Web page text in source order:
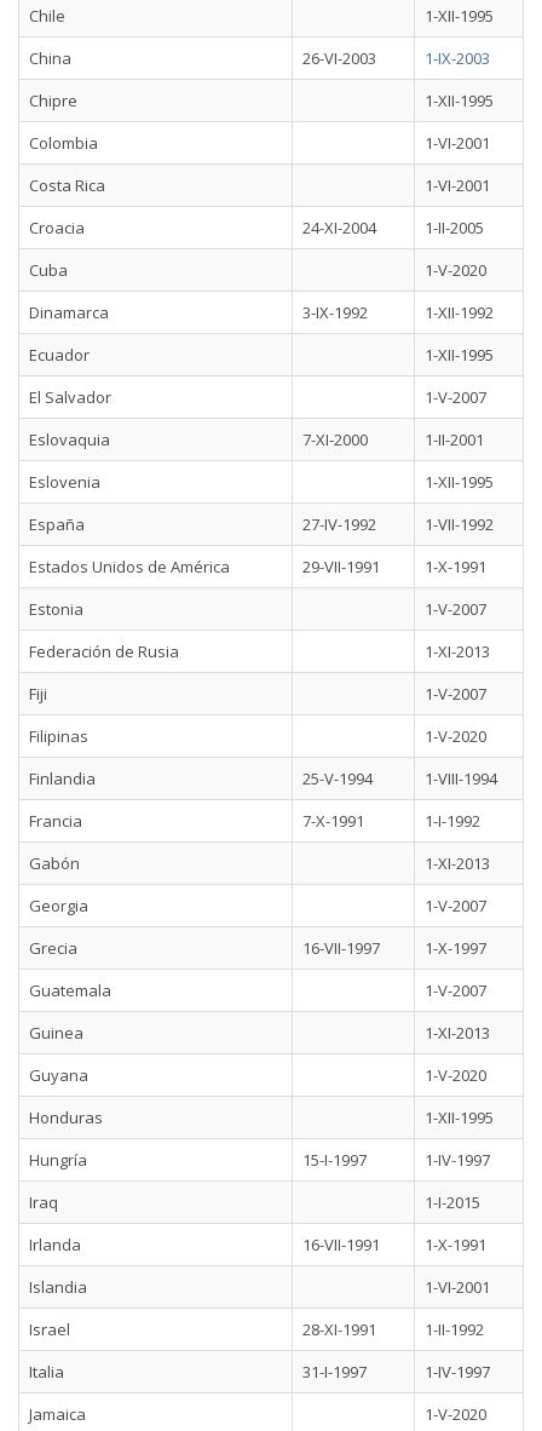
Chile
1-XII-1995
China
26-VI-2003
1-IX-2003
Chipre
1-XII-1995
Colombia
1-VI-2001
Costa Rica
1-VI-2001
Croacia
24-XI-2004
1-II-2005
Cuba
1-V-2020
Dinamarca
3-IX-1992
1-XII-1992
Ecuador
1-XII-1995
El Salvador
1-V-2007
Eslovaquia
7-XI-2000
1-II-2001
Eslovenia
1-XII-1995
España
27-IV-1992
1-VII-1992
Estados Unidos de América
29-VII-1991
1-X-1991
Estonia
1-V-2007
Federación de Rusia
1-XI-2013
Fiji
1-V-2007
Filipinas
1-V-2020
Finlandia
25-V-1994
1-VIII-1994
Francia
7-X-1991
1-I-1992
Gabón
1-XI-2013
Georgia
1-V-2007
Grecia
16-VII-1997
1-X-1997
Guatemala
1-V-2007
Guinea
1-XI-2013
Guyana
1-V-2020
Honduras
1-XII-1995
Hungría
15-I-1997
1-IV-1997
Iraq
1-I-2015
Irlanda
16-VII-1991
1-X-1991
Islandia
1-VI-2001
Israel
28-XI-1991
1-II-1992
Italia
31-I-1997
1-IV-1997
Jamaica
1-V-2020